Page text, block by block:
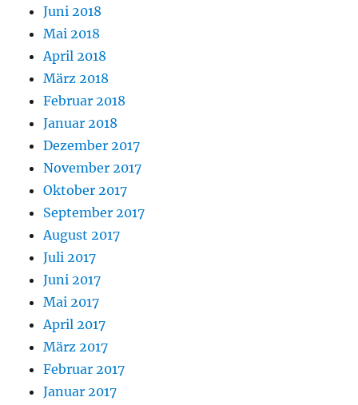
Juni 2018
Mai 2018
April 2018
März 2018
Februar 2018
Januar 2018
Dezember 2017
November 2017
Oktober 2017
September 2017
August 2017
Juli 2017
Juni 2017
Mai 2017
April 2017
März 2017
Februar 2017
Januar 2017